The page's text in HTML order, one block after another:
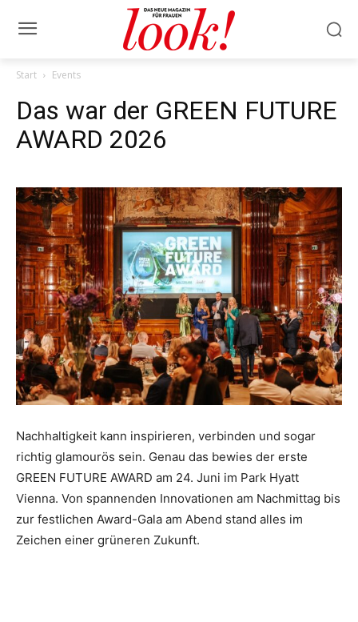
Start Events
Das war der GREEN FUTURE
AWARD 2026
Nachhaltigkeit kann inspirieren, verbinden und sogar
richtig glamourös sein. Genau das bewies der erste
GREEN FUTURE AWARD am 24. Juni im Park Hyatt
Vienna. Von spannenden Innovationen am Nachmittag bis
zur festlichen Award-Gala am Abend stand alles im
Zeichen einer grüneren Zukunft.